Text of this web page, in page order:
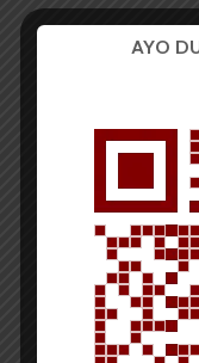
Vokal
Dark
Oleh: Cyntia
Tim mahasiswa
Redaksi 2
AYO